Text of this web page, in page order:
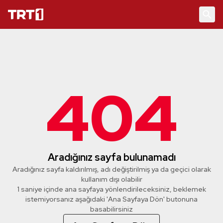
404
Aradığınız sayfa bulunamadı
Aradığınız sayfa kaldırılmış, adı değiştirilmiş ya da geçici olarak
kullanım dışı olabilir
1 saniye içinde ana sayfaya yönlendirileceksiniz, beklemek
istemiyorsanız aşağıdaki 'Ana Sayfaya Dön' butonuna
basabilirsiniz